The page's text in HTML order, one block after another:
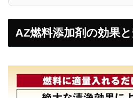
AZ燃料添加剤の効果